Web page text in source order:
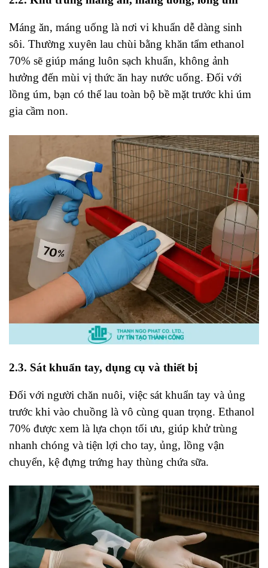
Máng ăn, máng uống là nơi vi khuẩn dễ dàng sinh
sôi. Thường xuyên lau chùi bằng khăn tẩm ethanol
70% sẽ giúp máng luôn sạch khuẩn, không ảnh
hưởng đến mùi vị thức ăn hay nước uống. Đối với
lồng úm, bạn có thể lau toàn bộ bề mặt trước khi úm
gia cầm non.
2.3. Sát khuẩn tay, dụng cụ và thiết bị
Đối với người chăn nuôi, việc sát khuẩn tay và ủng
trước khi vào chuồng là vô cùng quan trọng. Ethanol
70% được xem là lựa chọn tối ưu, giúp khử trùng
nhanh chóng và tiện lợi cho tay, ủng, lồng vận
chuyển, kệ đựng trứng hay thùng chứa sữa.